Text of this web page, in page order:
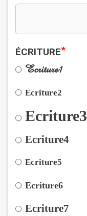
ÉCRITURE*
Ecriture1
Ecriture2
Ecriture3
Ecriture4
Ecriture5
Ecriture6
Ecriture7